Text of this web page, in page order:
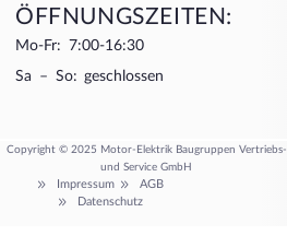
ÖFFNUNGSZEITEN:
Mo-Fr: 7:00-16:30
Sa – So: geschlossen
Copyright © 2025 Motor-Elektrik Baugruppen Vertriebs-
und Service GmbH
Impressum
AGB
Datenschutz